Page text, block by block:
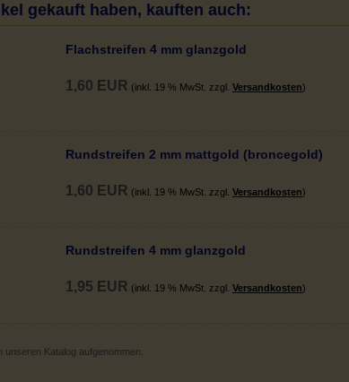
gekauft haben, kauften auch:
Flachstreifen 4 mm glanzgold
1,60 EUR (inkl. 19 % MwSt. zzgl. Versandkosten)
Rundstreifen 2 mm mattgold (broncegold)
1,60 EUR (inkl. 19 % MwSt. zzgl. Versandkosten)
Rundstreifen 4 mm glanzgold
1,95 EUR (inkl. 19 % MwSt. zzgl. Versandkosten)
Katalog aufgenommen.